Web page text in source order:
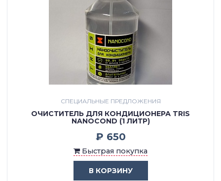
СПЕЦИАЛЬНЫЕ ПРЕДЛОЖЕНИЯ
ОЧИСТИТЕЛЬ ДЛЯ КОНДИЦИОНЕРА TRIS
NANOCOND (1 ЛИТР)
₽ 650
Быстрая покупка
В КОРЗИНУ